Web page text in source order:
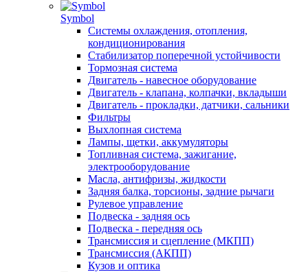
Symbol
Системы охлаждения, отопления,
кондиционирования
Стабилизатор поперечной устойчивости
Тормозная система
Двигатель - навесное оборудование
Двигатель - клапана, колпачки, вкладыши
Двигатель - прокладки, датчики, сальники
Фильтры
Выхлопная система
Лампы, щетки, аккумуляторы
Топливная система, зажигание,
электрооборудование
Масла, антифризы, жидкости
Задняя балка, торсионы, задние рычаги
Рулевое управление
Подвеска - задняя ось
Подвеска - передняя ось
Трансмиссия и сцепление (МКПП)
Трансмиссия (АКПП)
Кузов и оптика